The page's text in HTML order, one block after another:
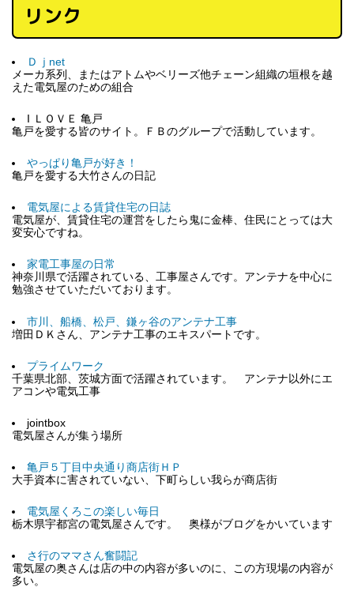
リンク
Ｄｊnet
メーカ系列、またはアトムやベリーズ他チェーン組織の垣根を越
えた電気屋のための組合
I ＬＯＶＥ 亀戸
亀戸を愛する皆のサイト。ＦＢのグループで活動しています。
やっぱり亀戸が好き！
亀戸を愛する大竹さんの日記
電気屋による賃貸住宅の日誌
電気屋が、賃貸住宅の運営をしたら鬼に金棒、住民にとっては大
変安心ですね。
家電工事屋の日常
神奈川県で活躍されている、工事屋さんです。アンテナを中心に
勉強させていただいております。
市川、船橋、松戸、鎌ヶ谷のアンテナ工事
増田ＤＫさん、アンテナ工事のエキスパートです。
プライムワーク
千葉県北部、茨城方面で活躍されています。 アンテナ以外にエ
アコンや電気工事
jointbox
電気屋さんが集う場所
亀戸５丁目中央通り商店街ＨＰ
大手資本に害されていない、下町らしい我らが商店街
電気屋くろこの楽しい毎日
栃木県宇都宮の電気屋さんです。 奥様がブログをかいています
さ行のママさん奮闘記
電気屋の奥さんは店の中の内容が多いのに、この方現場の内容が
多い。